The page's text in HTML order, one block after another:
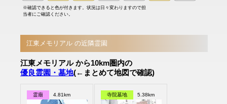
※確認できると色が付きます。状況は日々変わりますので担
当者にご確認ください。
江東メモリアル の近隣霊園
江東メモリアル から10km圏内の
優良霊園・墓地(←まとめて地図で確認)
霊廟 4.81km 寺院墓地 5.38km